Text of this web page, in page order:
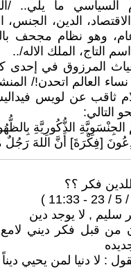
السياسي ما يلي.. /
الاقتصاد، الدين،
وهو نظام مجحف
التاج، الملك الاله/..
المرزوق في إحدى
العالم اتحدن!/
ثاقب عن لويس
التالي:
الذُّكُورِيَّةِ
[فِكْرَةَ] أَنَّ اللهَ
سليم , لا يوجد دين
من قبل فكر ديني لامع
: لا دنيا لمن يحيي ديناً